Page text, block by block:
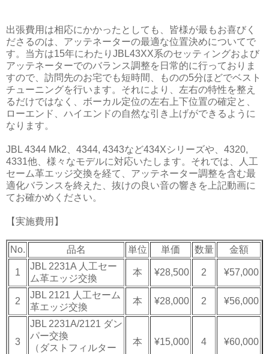
出張費用は相応にかかったとしても、皆様が最もお喜びく
ださるのは、アッテネーターの最適な位置決めについてで
す。当方は15年にわたりJBL43XX系のセッティングおよび
アッテネーターでのバランス調整を日常的に行っておりま
すので、訪問先のお宅でも短時間、ものの5分ほどでベスト
チューニングを行います。それにより、左右の特性を整え
るだけではなく、ボーカル定位の左右上下位置の確定と、
ローエンド、ハイエンドの自然な引き上げができるように
なります。
JBL 4344 Mk2、4344, 4343など434Xシリーズや、4320,
4331他、様々なモデルに対応いたします。それでは、人工
セーム革エッジ交換を経て、アッテネーター調整を含む最
適化バランスを終えた、抜けの良い音の響きを上記動画に
てお確かめください。
【実施費用】
No. 品名 単位 単価 数量 金額
1
JBL 2231A 人工セー
ム革エッジ交換
本 ¥28,500 2 ¥57,000
2
JBL 2121 人工セーム
革エッジ交換
本 ¥28,000 2 ¥56,000
3
JBL 2231A/2121 ダン
パー交換
（ダストフィルター
本 ¥15,000 4 ¥60,000